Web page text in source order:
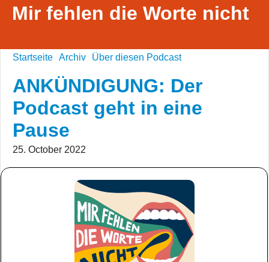
Mir fehlen die Worte nicht
Startseite Archiv Über diesen Podcast
ANKÜNDIGUNG: Der
Podcast geht in eine
Pause
25. October 2022